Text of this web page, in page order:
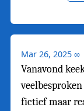
Mar 26, 2025 ∞
Vanavond
fictief maar